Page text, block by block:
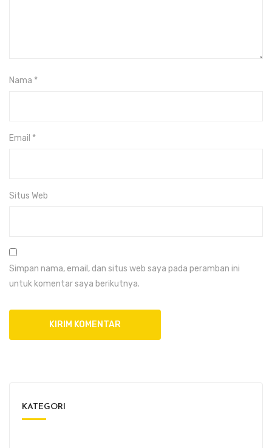
Nama *
Email *
Situs Web
Simpan nama, email, dan situs web saya pada peramban ini
untuk komentar saya berikutnya.
KATEGORI